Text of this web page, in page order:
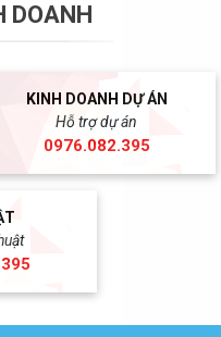
DOANH
KINH DOANH DỰ ÁN
Hỗ trợ dự án
0976.082.395